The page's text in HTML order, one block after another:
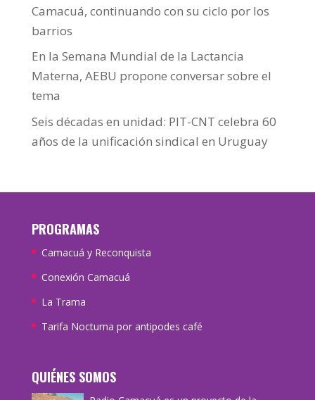
Camacuá, continuando con su ciclo por los
barrios
En la Semana Mundial de la Lactancia
Materna, AEBU propone conversar sobre el
tema
Seis décadas en unidad: PIT-CNT celebra 60
años de la unificación sindical en Uruguay
PROGRAMAS
Camacuá y Reconquista
Conexión Camacuá
La Trama
Tarifa Nocturna por antipodes café
QUIÉNES SOMOS